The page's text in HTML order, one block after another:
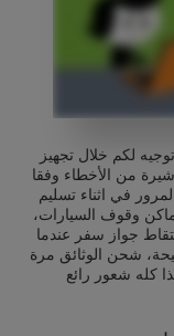
لكم خلال تجهيز
من الأخطاء وفقا
في اثناء تسليم
وقوف السيارات،
جواز سفر عندما
شحن الوثائق مرة
كله شعور رائع